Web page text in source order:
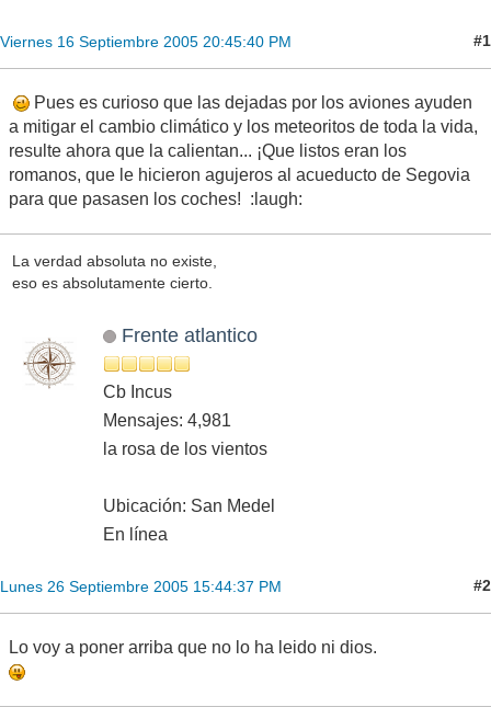
Viernes 16 Septiembre 2005 20:45:40 PM #1
Pues es curioso que las dejadas por los aviones ayuden
a mitigar el cambio climático y los meteoritos de toda la vida,
resulte ahora que la calientan... ¡Que listos eran los
romanos, que le hicieron agujeros al acueducto de Segovia
para que pasasen los coches! :laugh:
La verdad absoluta no existe,
eso es absolutamente cierto.
Frente atlantico
Cb Incus
Mensajes: 4,981
la rosa de los vientos
Ubicación: San Medel
En línea
Lunes 26 Septiembre 2005 15:44:37 PM #2
Lo voy a poner arriba que no lo ha leido ni dios.